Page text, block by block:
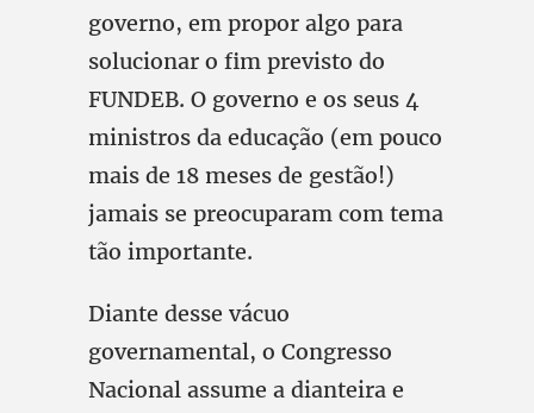
governo, em propor algo para
solucionar o fim previsto do
FUNDEB. O governo e os seus 4
ministros da educação (em pouco
mais de 18 meses de gestão!)
jamais se preocuparam com tema
tão importante.
Diante desse vácuo
governamental, o Congresso
Nacional assume a dianteira e